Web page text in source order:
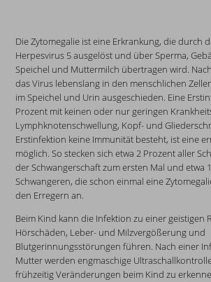
Die Zytomegalie ist eine Erkrankung, die durch
Herpesvirus 5 ausgelöst und über Sperma,
Speichel und Muttermilch übertragen wird.
das Virus lebenslang in den menschlichen
im Speichel und Urin ausgeschieden. Eine
Prozent mit keinen oder nur geringen
Lymphknotenschwellung, Kopf- und
Erstinfektion keine Immunität besteht, ist eine
möglich. So stecken sich etwa 2 Prozent aller
der Schwangerschaft zum ersten Mal und etwa
Schwangeren, die schon einmal eine
den Erregern an.
Beim Kind kann die Infektion zu einer geistigen
Hörschäden, Leber- und Milzvergößerung und
Blutgerinnungsstörungen führen. Nach einer
Mutter werden engmaschige
frühzeitig Veränderungen beim Kind zu